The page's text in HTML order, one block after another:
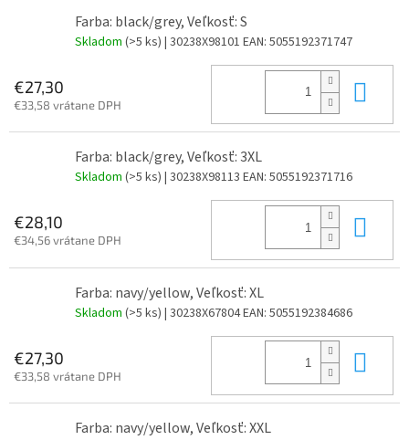
Farba: black/grey, Veľkosť: S
Skladom (>5 ks) | 30238X98101 EAN: 5055192371747
€27,30
€33,58 vrátane DPH
Farba: black/grey, Veľkosť: 3XL
Skladom (>5 ks) | 30238X98113 EAN: 5055192371716
€28,10
€34,56 vrátane DPH
Farba: navy/yellow, Veľkosť: XL
Skladom (>5 ks) | 30238X67804EAN: 5055192384686
€27,30
€33,58 vrátane DPH
Farba: navy/yellow, Veľkosť: XXL